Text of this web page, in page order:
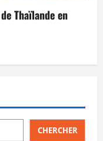
Thaïlande en
CHERCHER